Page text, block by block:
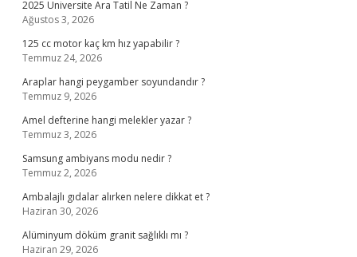
2025 Üniversite Ara Tatil Ne Zaman ?
Ağustos 3, 2026
125 cc motor kaç km hız yapabilir ?
Temmuz 24, 2026
Araplar hangi peygamber soyundandır ?
Temmuz 9, 2026
Amel defterine hangi melekler yazar ?
Temmuz 3, 2026
Samsung ambiyans modu nedir ?
Temmuz 2, 2026
Ambalajlı gıdalar alırken nelere dikkat et ?
Haziran 30, 2026
Alüminyum döküm granit sağlıklı mı ?
Haziran 29, 2026